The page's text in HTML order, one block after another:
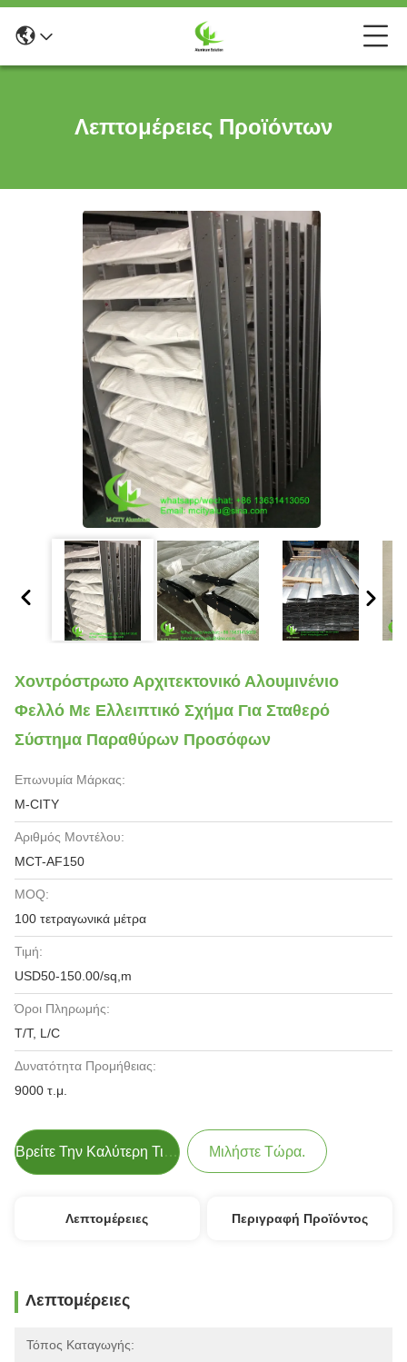
Λεπτομέρειες Προϊόντων
Χοντρόστρωτο Αρχιτεκτονικό Αλουμινένιο
Φελλό Με Ελλειπτικό Σχήμα Για Σταθερό
Σύστημα Παραθύρων Προσόφων
Επωνυμία Μάρκας:
M-CITY
Αριθμός Μοντέλου:
MCT-AF150
MOQ:
100 τετραγωνικά μέτρα
Τιμή:
USD50-150.00/sq,m
Όροι Πληρωμής:
T/T, L/C
Δυνατότητα Προμήθειας:
9000 τ.μ.
Βρείτε Την Καλύτερη Τιμή Μιλήστε Τώρα.
Λεπτομέρειες Περιγραφή Προϊόντος
Λεπτομέρειες
Τόπος Καταγωγής: